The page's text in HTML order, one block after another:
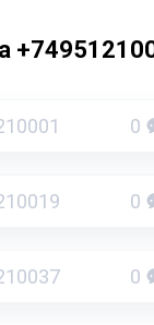
0
0
0